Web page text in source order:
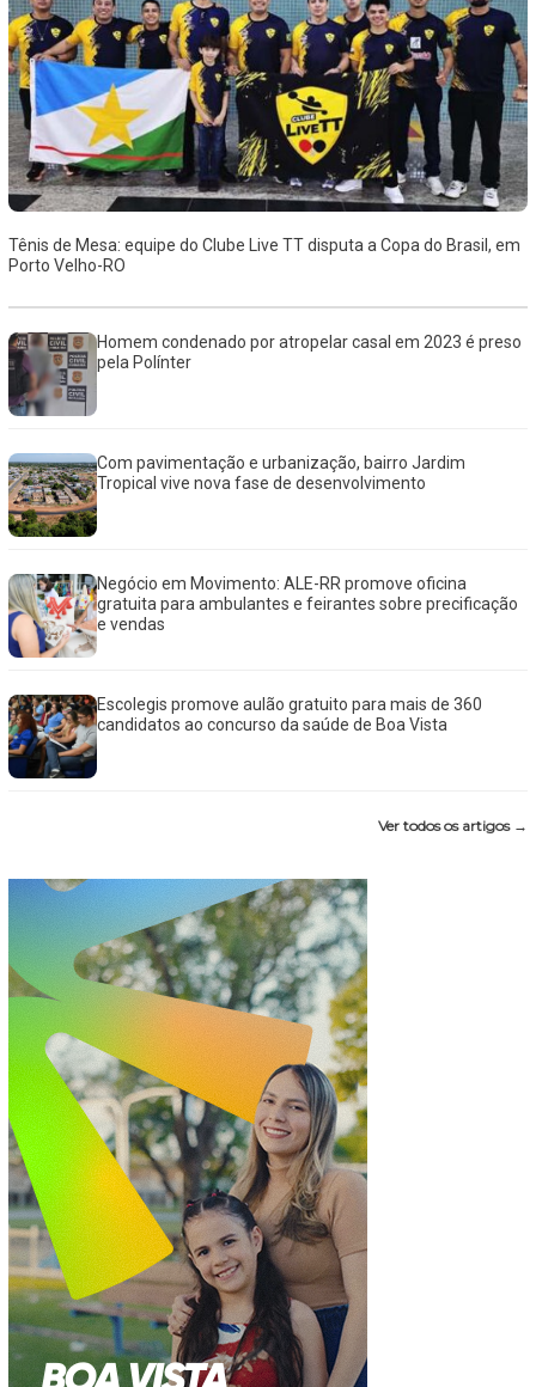
Tênis de Mesa: equipe do Clube Live TT disputa a Copa do Brasil, em
Porto Velho-RO
Homem condenado por atropelar casal em 2023 é preso
pela Polínter
Com pavimentação e urbanização, bairro Jardim
Tropical vive nova fase de desenvolvimento
Negócio em Movimento: ALE-RR promove oficina
gratuita para ambulantes e feirantes sobre precificação
e vendas
Escolegis promove aulão gratuito para mais de 360
candidatos ao concurso da saúde de Boa Vista
Ver todos os artigos →